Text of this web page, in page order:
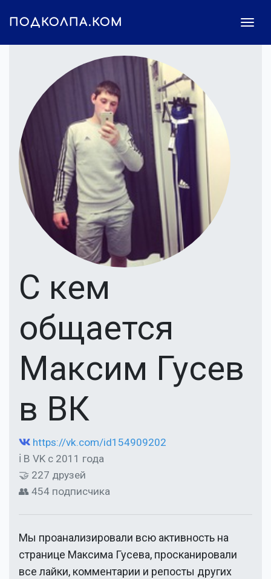
ПОДКОЛПА.КОМ
С кем
общается
Максим Гусев
в ВК
https://vk.com/id154909202
ℹ В VK с 2011 года
🤝 227 друзей
👥 454 подписчика
Мы проанализировали всю активность на
странице Максима Гусева, просканировали
все лайки, комментарии и репосты других